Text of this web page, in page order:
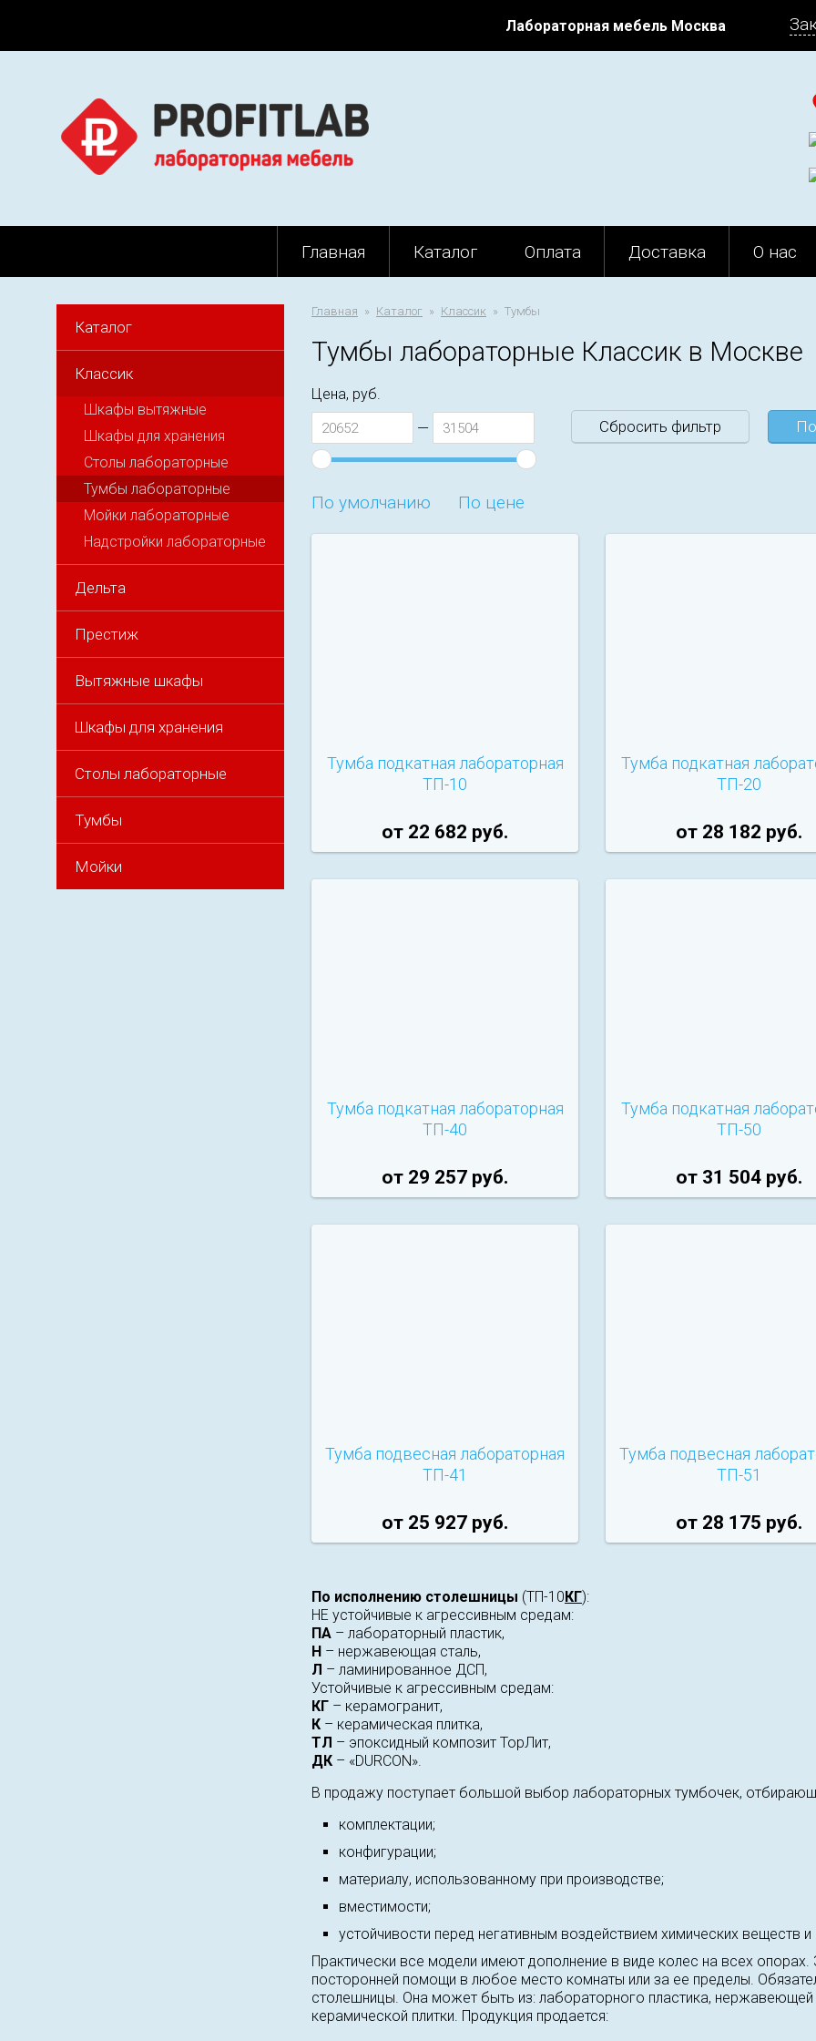
Лабораторная мебель Москва
Главная Каталог Оплата Доставка О нас
Каталог
Классик
Шкафы вытяжные
Шкафы для хранения
Столы лабораторные
Тумбы лабораторные
Мойки лабораторные
Надстройки лабораторные
Дельта
Престиж
Вытяжные шкафы
Шкафы для хранения
Столы лабораторные
Тумбы
Мойки
Главная Каталог Классик Тумбы
Тумбы лабораторные Классик в Москве
Цена, руб.
— Сбросить фильтр
По умолчанию По цене
Тумба подкатная лабораторная
ТП-10
от 22 682 руб.
Тумба подкатная
ТП-20
от 28 182 руб.
Тумба подкатная лабораторная
ТП-40
от 29 257 руб.
Тумба подкатная
ТП-50
от 31 504 руб.
Тумба подвесная лабораторная
ТП-41
от 25 927 руб.
Тумба подвесная
ТП-51
от 28 175 руб.
По исполнению столешницы (ТП-10КГ):
НЕ устойчивые к агрессивным средам:
ПА – лабораторный пластик,
Н – нержавеющая сталь,
Л – ламинированное ДСП,
Устойчивые к агрессивным средам:
КГ – керамогранит,
К – керамическая плитка,
ТЛ – эпоксидный композит ТорЛит,
ДК – «DURCON».
В продажу поступает большой выбор лабораторных тумбочек,
комплектации;
конфигурации;
материалу, использованному при производстве;
вместимости;
устойчивости перед негативным воздействием химических веществ
Практически все модели имеют дополнение в виде колес на всех
посторонней помощи в любое место комнаты или за ее пределы.
столешницы. Она может быть из: лабораторного пластика, нержавеющей
керамической плитки. Продукция продается: